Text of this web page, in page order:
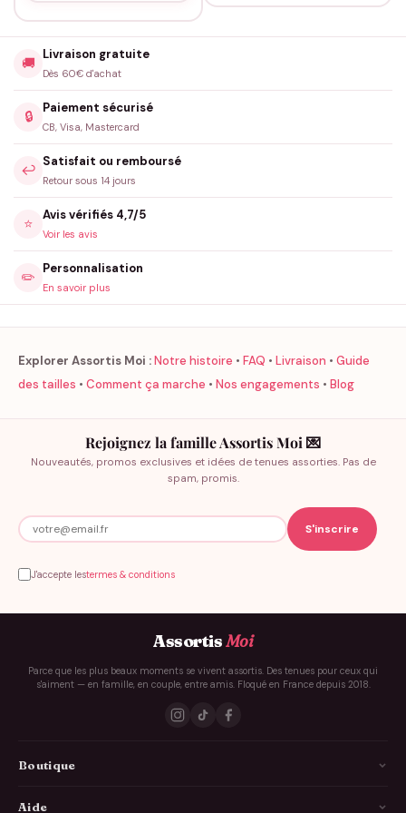
🚚
Livraison gratuite
Dès 60€ d'achat
🔒
Paiement sécurisé
CB, Visa, Mastercard
↩️
Satisfait ou remboursé
Retour sous 14 jours
⭐
Avis vérifiés 4,7/5
Voir les avis
✏️
Personnalisation
En savoir plus
Explorer Assortis Moi :Notre histoire • FAQ • Livraison • Guide
des tailles • Comment ça marche • Nos engagements • Blog
Rejoignez la famille Assortis Moi 💌
Nouveautés, promos exclusives et idées de tenues assorties. Pas de
spam, promis.
J'accepte lestermes & conditions
AssortisMoi
Parce que les plus beaux moments se vivent assortis. Des tenues pour ceux qui
s'aiment — en famille, en couple, entre amis. Floqué en France depuis 2018.
Boutique
Aide